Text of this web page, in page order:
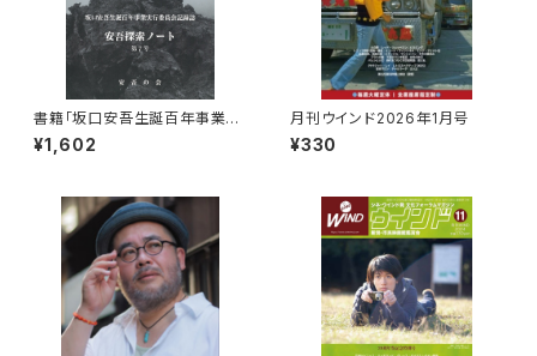
書籍「坂口安吾生誕百年事業実
行委員会記録誌 安吾探索ノー
ト第7号」
¥1,602
月刊ウインド2026年1月号
¥330